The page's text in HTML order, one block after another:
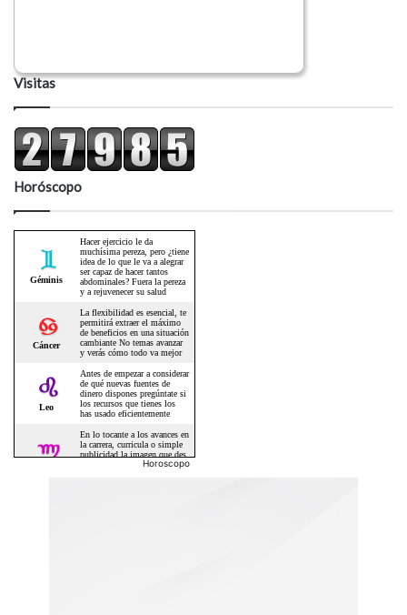
Visitas
Horóscopo
Horoscopo